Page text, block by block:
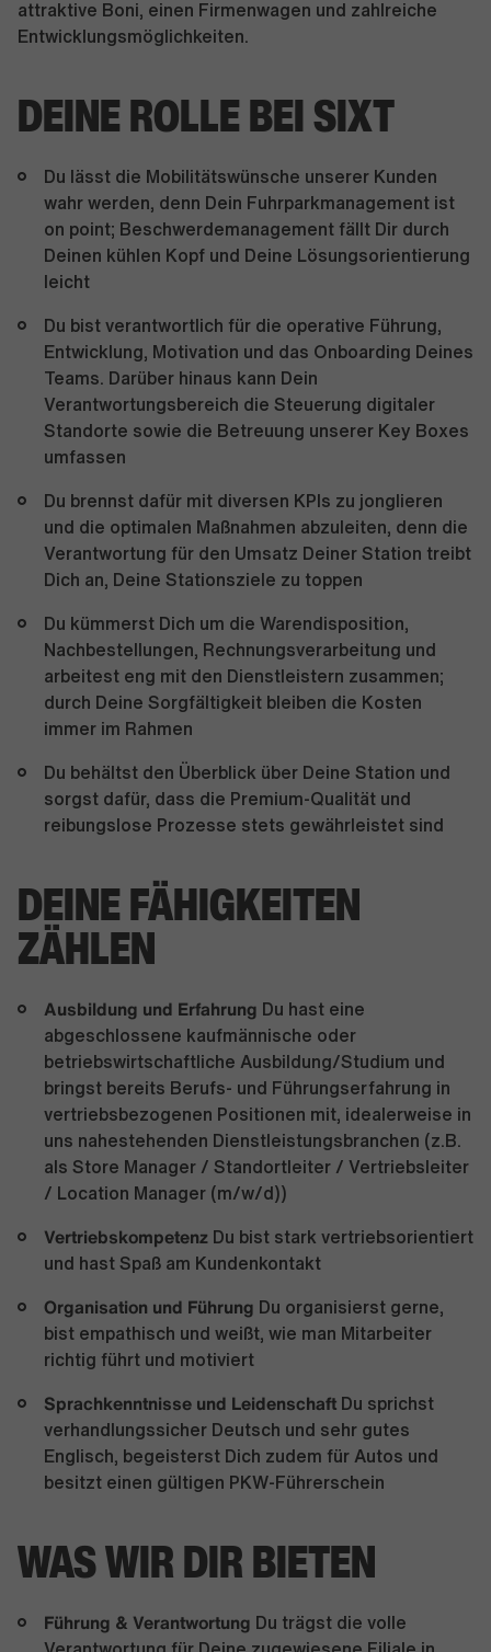
attraktive Boni, einen Firmenwagen und zahlreiche
Entwicklungsmöglichkeiten.
DEINE ROLLE BEI SIXT
Du lässt die Mobilitätswünsche unserer Kunden
wahr werden, denn Dein Fuhrparkmanagement ist
on point; Beschwerdemanagement fällt Dir durch
Deinen kühlen Kopf und Deine Lösungsorientierung
leicht
Du bist verantwortlich für die operative Führung,
Entwicklung, Motivation und das Onboarding Deines
Teams. Darüber hinaus kann Dein
Verantwortungsbereich die Steuerung digitaler
Standorte sowie die Betreuung unserer Key Boxes
umfassen
Du brennst dafür mit diversen KPIs zu jonglieren
und die optimalen Maßnahmen abzuleiten, denn die
Verantwortung für den Umsatz Deiner Station treibt
Dich an, Deine Stationsziele zu toppen
Du kümmerst Dich um die Warendisposition,
Nachbestellungen, Rechnungsverarbeitung und
arbeitest eng mit den Dienstleistern zusammen;
durch Deine Sorgfältigkeit bleiben die Kosten
immer im Rahmen
Du behältst den Überblick über Deine Station und
sorgst dafür, dass die Premium-Qualität und
reibungslose Prozesse stets gewährleistet sind
DEINE FÄHIGKEITEN
ZÄHLEN
Ausbildung und Erfahrung Du hast eine
abgeschlossene kaufmännische oder
betriebswirtschaftliche Ausbildung/Studium und
bringst bereits Berufs- und Führungserfahrung in
vertriebsbezogenen Positionen mit, idealerweise in
uns nahestehenden Dienstleistungsbranchen (z.B.
als Store Manager / Standortleiter / Vertriebsleiter
/ Location Manager (m/w/d))
Vertriebskompetenz Du bist stark vertriebsorientiert
und hast Spaß am Kundenkontakt
Organisation und Führung Du organisierst gerne,
bist empathisch und weißt, wie man Mitarbeiter
richtig führt und motiviert
Sprachkenntnisse und Leidenschaft Du sprichst
verhandlungssicher Deutsch und sehr gutes
Englisch, begeisterst Dich zudem für Autos und
besitzt einen gültigen PKW-Führerschein
WAS WIR DIR BIETEN
Führung & Verantwortung Du trägst die volle